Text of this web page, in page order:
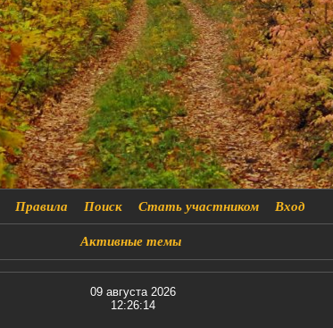
Правила Поиск Стать участником Вход
Активные темы
09 августа 2026
12:26:15